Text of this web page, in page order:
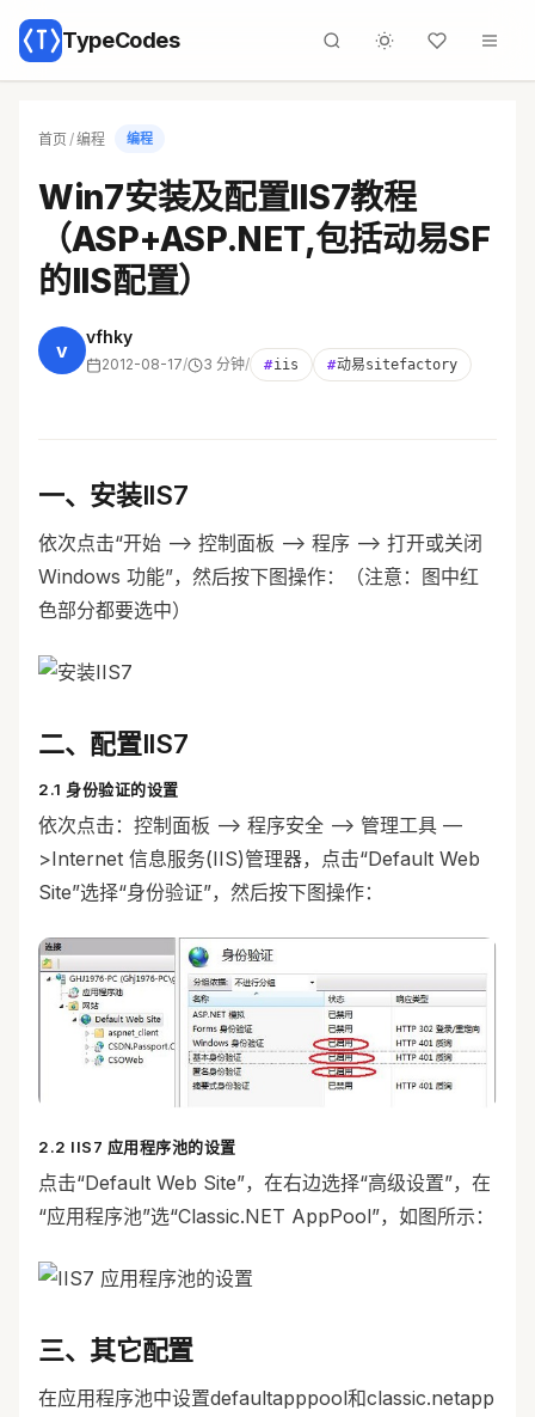
TypeCodes
首页 /编程 编程
Win7安装及配置IIS7教程
（ASP+ASP.NET,包括动易SF
的IIS配置）
v
vfhky
2012-08-17/ 3 分钟/ #iis #动易sitefactory
一、安装IIS7
依次点击“开始 —> 控制面板 —> 程序 —> 打开或关闭
Windows 功能”，然后按下图操作：（注意：图中红
色部分都要选中）
二、配置IIS7
2.1 身份验证的设置
依次点击：控制面板 —> 程序安全 —> 管理工具 —
>Internet 信息服务(IIS)管理器，点击“Default Web
Site”选择“身份验证”，然后按下图操作：
2.2 IIS7 应用程序池的设置
点击“Default Web Site”，在右边选择“高级设置”，在
“应用程序池”选“Classic.NET AppPool”，如图所示：
三、其它配置
在应用程序池中设置defaultapppool和classic.netapp